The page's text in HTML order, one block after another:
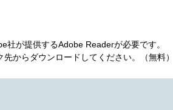
社が提供するAdobe Readerが必要です。
からダウンロードしてください。（無料）